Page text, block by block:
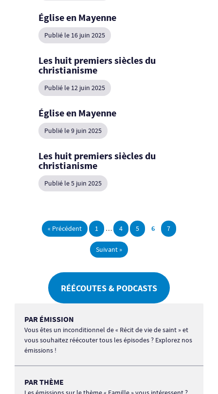
Église en Mayenne
Publié le 16 juin 2025
Les huit premiers siècles du
christianisme
Publié le 12 juin 2025
Église en Mayenne
Publié le 9 juin 2025
Les huit premiers siècles du
christianisme
Publié le 5 juin 2025
« Précédent 1 … 4 5 6 7
Suivant »
RÉÉCOUTES & PODCASTS
PAR ÉMISSION
Vous êtes un inconditionnel de « Récit de vie de saint » et
vous souhaitez réécouter tous les épisodes ? Explorez nos
émissions !
PAR THÈME